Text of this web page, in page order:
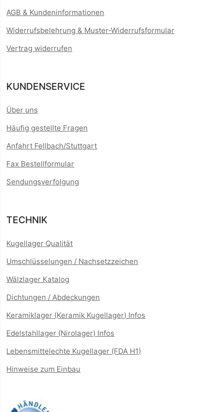
AGB & Kundeninformationen
Widerrufsbelehrung & Muster-Widerrufsformular
Vertrag widerrufen
KUNDENSERVICE
Über uns
Häufig gestellte Fragen
Anfahrt Fellbach/Stuttgart
Fax Bestellformular
Sendungsverfolgung
TECHNIK
Kugellager Qualität
Umschlüsselungen / Nachsetzzeichen
Wälzlager Katalog
Dichtungen / Abdeckungen
Keramiklager (Keramik Kugellager) Infos
Edelstahllager (Nirolager) Infos
Lebensmittelechte Kugellager (FDA H1)
Hinweise zum Einbau